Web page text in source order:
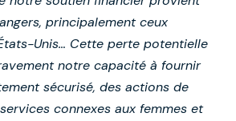
principalement ceux
Unis… Cette perte potentielle
notre capacité à fournir
sécurisé, des actions de
connexes aux femmes et